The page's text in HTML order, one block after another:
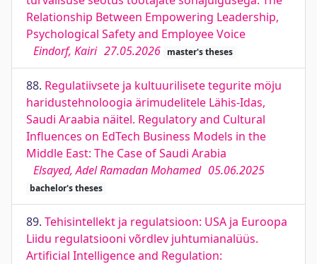
Relationship Between Empowering Leadership,
Psychological Safety and Employee Voice
Eindorf, Kairi 27.05.2026 master's theses
88. Regulatiivsete ja kultuurilisete tegurite möju
haridustehnoloogia ärimudelitele Lähis-Idas,
Saudi Araabia näitel. Regulatory and Cultural
Influences on EdTech Business Models in the
Middle East: The Case of Saudi Arabia
Elsayed, Adel Ramadan Mohamed 05.06.2025
bachelor's theses
89. Tehisintellekt ja regulatsioon: USA ja Euroopa
Liidu regulatsiooni võrdlev juhtumianalüüs.
Artificial Intelligence and Regulation: